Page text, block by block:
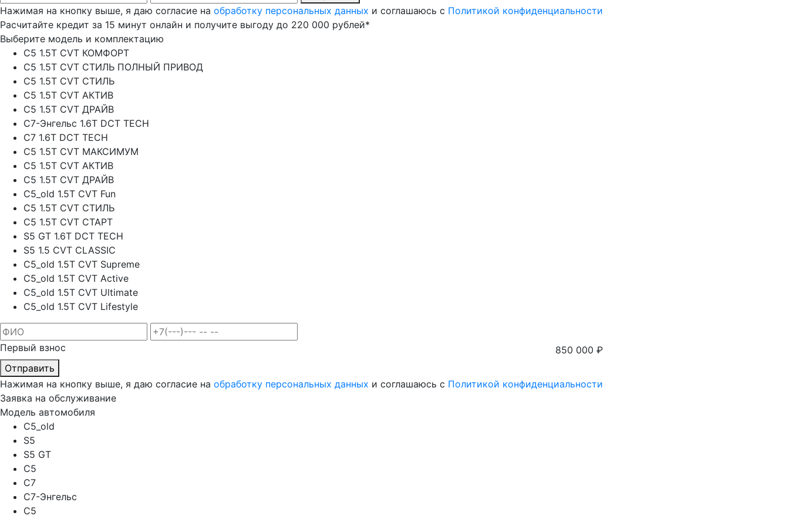
Нажимая на кнопку выше, я даю согласие на обработку персональных данных и соглашаюсь с Политикой конфиденциальности
Расчитайте кредит за 15 минут онлайн и получите выгоду до 220 000 рублей*
Выберите модель и комплектацию
C5 1.5T CVT КОМФОРТ
C5 1.5T CVT СТИЛЬ ПОЛНЫЙ ПРИВОД
C5 1.5T CVT СТИЛЬ
C5 1.5T CVT АКТИВ
C5 1.5T CVT ДРАЙВ
C7-Энгельс 1.6T DCT TECH
C7 1.6T DCT TECH
C5 1.5T CVT МАКСИМУМ
C5 1.5T CVT АКТИВ
C5 1.5T CVT ДРАЙВ
C5_old 1.5T CVT Fun
C5 1.5T CVT СТИЛЬ
C5 1.5T CVT СТАРТ
S5 GT 1.6T DCT TECH
S5 1.5 CVT CLASSIC
C5_old 1.5T CVT Supreme
C5_old 1.5T CVT Active
C5_old 1.5T CVT Ultimate
C5_old 1.5T CVT Lifestyle
Первый взнос 850 000 ₽
Отправить
Нажимая на кнопку выше, я даю согласие на обработку персональных данных и соглашаюсь с Политикой конфиденциальности
Заявка на обслуживание
Модель автомобиля
C5_old
S5
S5 GT
C5
C7
C7-Энгельс
C5